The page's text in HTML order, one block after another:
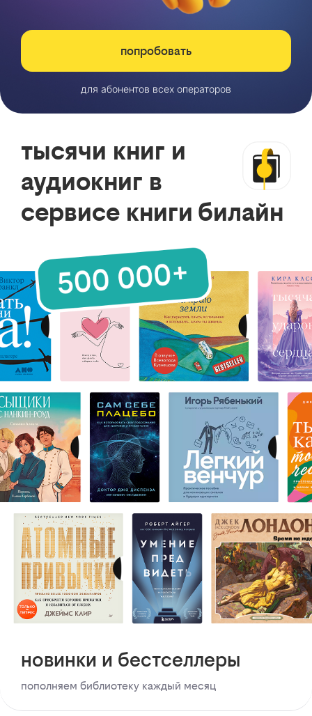
попробовать
для абонентов всех операторов
тысячи книг и
аудиокниг в
сервисе книги билайн
новинки и бестселлеры
пополняем библиотеку каждый месяц